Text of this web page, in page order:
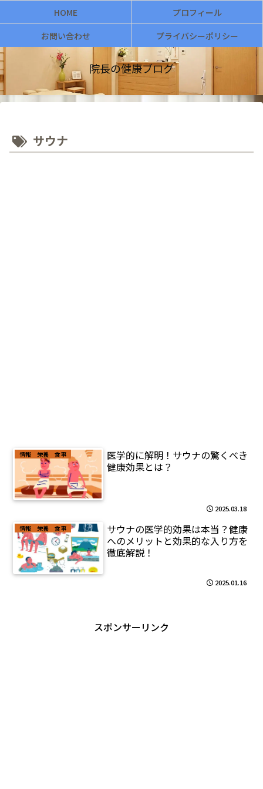
院長の健康ブログ
HOME
プロフィール
お問い合わせ
プライバシーポリシー
サウナ
情報 栄養 食事
医学的に解明！サウナの驚くべき
健康効果とは？
2025.03.18
情報 栄養 食事
サウナの医学的効果は本当？健康
へのメリットと効果的な入り方を
徹底解説！
2025.01.16
スポンサーリンク